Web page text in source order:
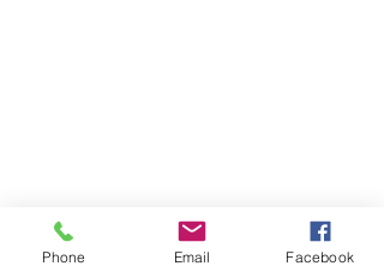
Phone Email Facebook